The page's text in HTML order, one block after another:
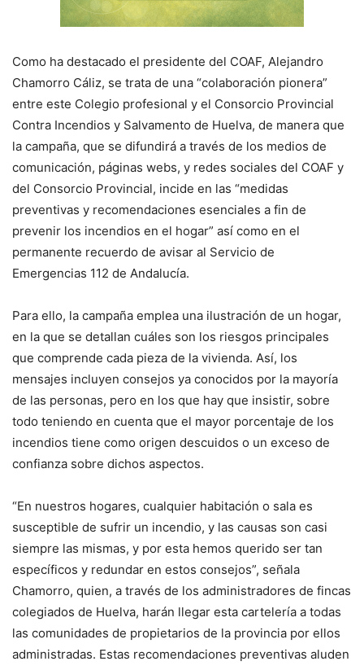
Como ha destacado el presidente del COAF, Alejandro
Chamorro Cáliz, se trata de una “colaboración pionera”
entre este Colegio profesional y el Consorcio Provincial
Contra Incendios y Salvamento de Huelva, de manera que
la campaña, que se difundirá a través de los medios de
comunicación, páginas webs, y redes sociales del COAF y
del Consorcio Provincial, incide en las “medidas
preventivas y recomendaciones esenciales a fin de
prevenir los incendios en el hogar” así como en el
permanente recuerdo de avisar al Servicio de
Emergencias 112 de Andalucía.
Para ello, la campaña emplea una ilustración de un hogar,
en la que se detallan cuáles son los riesgos principales
que comprende cada pieza de la vivienda. Así, los
mensajes incluyen consejos ya conocidos por la mayoría
de las personas, pero en los que hay que insistir, sobre
todo teniendo en cuenta que el mayor porcentaje de los
incendios tiene como origen descuidos o un exceso de
confianza sobre dichos aspectos.
“En nuestros hogares, cualquier habitación o sala es
susceptible de sufrir un incendio, y las causas son casi
siempre las mismas, y por esta hemos querido ser tan
específicos y redundar en estos consejos”, señala
Chamorro, quien, a través de los administradores de fincas
colegiados de Huelva, harán llegar esta cartelería a todas
las comunidades de propietarios de la provincia por ellos
administradas. Estas recomendaciones preventivas aluden